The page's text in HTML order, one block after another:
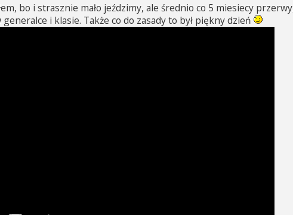
bo i strasznie mało jeździmy, ale średnio co 5 miesiecy
i klasie. Także co do zasady to był piękny dzień